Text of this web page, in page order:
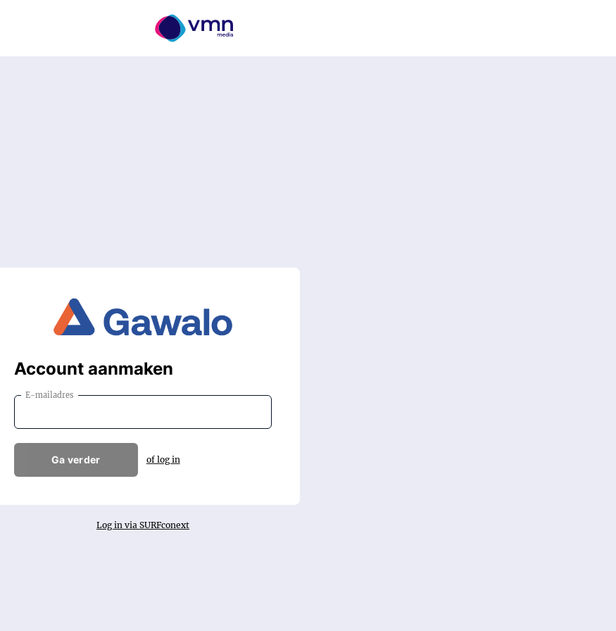
Account aanmaken
E-mailadres
Ga verder of log in
Log in via SURFconext